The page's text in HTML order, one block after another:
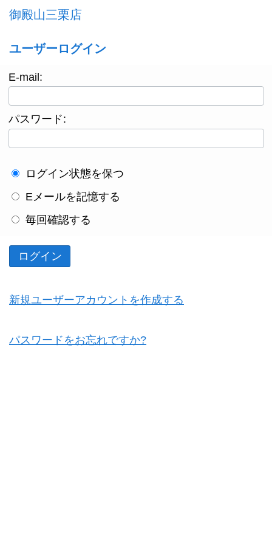
御殿山三栗店
ユーザーログイン
E-mail:
パスワード:
ログイン状態を保つ
Eメールを記憶する
毎回確認する
ログイン
新規ユーザーアカウントを作成する
パスワードをお忘れですか?